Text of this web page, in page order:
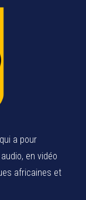
a pour
en vidéo
africaines et